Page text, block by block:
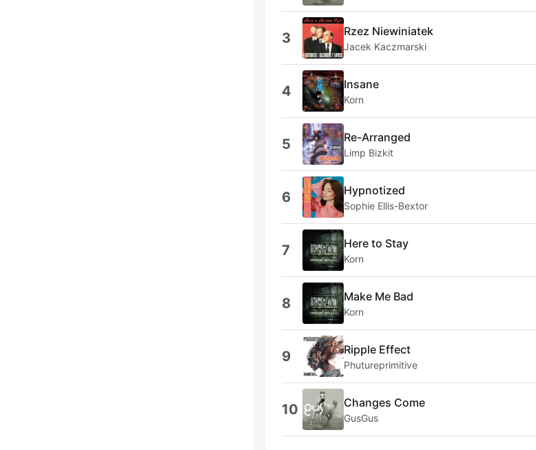
3 Rzez Niewiniatek
Jacek Kaczmarski
4 Insane
Korn
5 Re-Arranged
Limp Bizkit
6 Hypnotized
Sophie Ellis-Bextor
7 Here to Stay
Korn
8 Make Me Bad
Korn
9 Ripple Effect
Phutureprimitive
10 Changes Come
GusGus